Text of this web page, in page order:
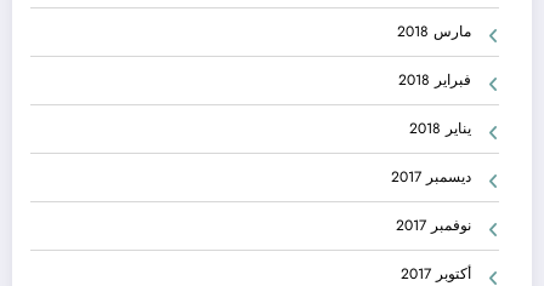
مارس 2018
فبراير 2018
يناير 2018
ديسمبر 2017
نوفمبر 2017
أكتوبر 2017